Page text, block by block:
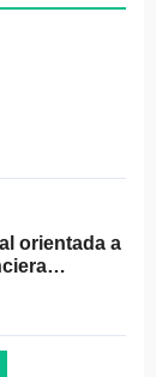
orientada a